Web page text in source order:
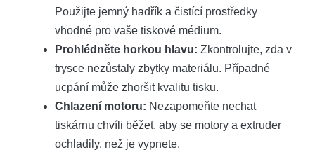
Použijte jemný hadřík a čistící prostředky
vhodné pro vaše tiskové médium.
Prohlédněte horkou hlavu: Zkontrolujte, zda v
trysce nezůstaly zbytky materiálu. Případné
ucpání může zhoršit kvalitu tisku.
Chlazení motoru: Nezapomeňte nechat
tiskárnu chvíli běžet, aby se motory a extruder
ochladily, než je vypnete.